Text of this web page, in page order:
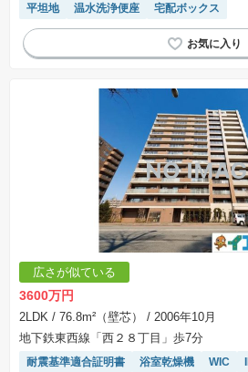
平坦地
温水洗浄便座 宅配ボックス
広さが似ている
3600万円
2LDK / 76.8m²（壁芯）
/ 2006年10月
地下鉄東西線「西２８丁目」歩7分
耐震基準適合証明書 浴室乾燥機 WIC